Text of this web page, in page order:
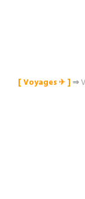
[ Voyages ✈︎ ]⇒